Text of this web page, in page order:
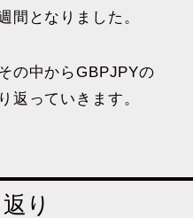
間となりました。
の中からGBPJPYの
返っていきます。
り